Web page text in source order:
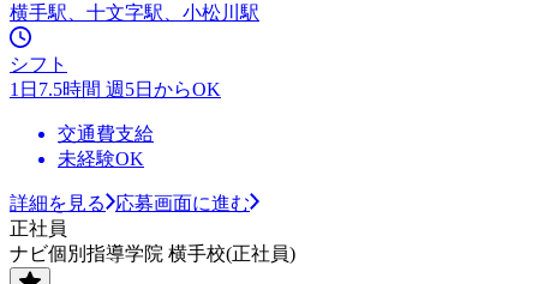
横手駅、十文字駅、小松川駅
シフト
1日7.5時間 週5日からOK
交通費支給
未経験OK
詳細を見る
応募画面に進む
正社員
ナビ個別指導学院 横手校(正社員)